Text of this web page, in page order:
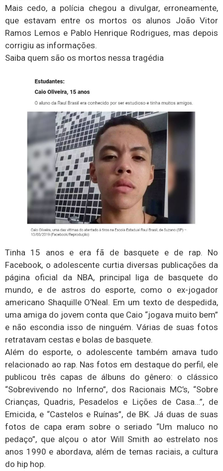
Mais cedo, a polícia chegou a divulgar, erroneamente,
que estavam entre os mortos os alunos João Vitor
Ramos Lemos e Pablo Henrique Rodrigues, mas depois
corrigiu as informações.
Saiba quem são os mortos nessa tragédia
Tinha 15 anos e era fã de basquete e de rap. No
Facebook, o adolescente curtia diversas publicações da
página oficial da NBA, principal liga de basquete do
mundo, e de astros do esporte, como o ex-jogador
americano Shaquille O’Neal. Em um texto de despedida,
uma amiga do jovem conta que Caio “jogava muito bem”
e não escondia isso de ninguém. Várias de suas fotos
retratavam cestas e bolas de basquete.
Além do esporte, o adolescente também amava tudo
relacionado ao rap. Nas fotos em destaque do perfil, ele
publicou três capas de álbuns do gênero: o clássico
“Sobrevivendo no Inferno”, dos Racionais MC’s, “Sobre
Crianças, Quadris, Pesadelos e Lições de Casa…”, de
Emicida, e “Castelos e Ruínas”, de BK. Já duas de suas
fotos de capa eram sobre o seriado “Um maluco no
pedaço”, que alçou o ator Will Smith ao estrelato nos
anos 1990 e abordava, além de temas raciais, a cultura
do hip hop.